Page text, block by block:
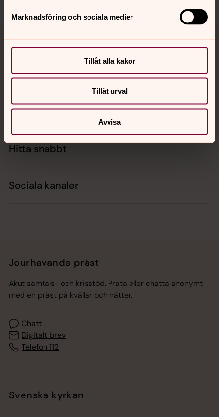
Marknadsföring och sociala medier
Tillåt alla kakor
Tillåt urval
Avvisa
Kontakt
Kalender
Hitta snabbt
Sociala kanaler
Jourhavande präst
Akut samtals- och krisstöd. Prata eller chatta anonymt
med en präst på kvällar och nätter.
Chatt
Digitalt brev
Telefon 112
Svenska kyrkan